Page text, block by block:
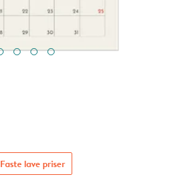
Faste lave priser